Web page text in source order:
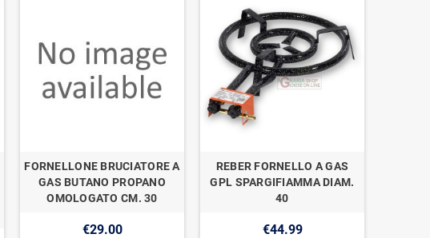
FORNELLONE BRUCIATORE A
GAS BUTANO PROPANO
OMOLOGATO CM. 30
€29.00
REBER FORNELLO A GAS
GPL SPARGIFIAMMA DIAM.
40
€44.99